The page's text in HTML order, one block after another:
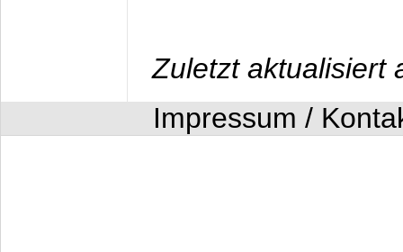
Zuletzt aktualisiert
Impressum /